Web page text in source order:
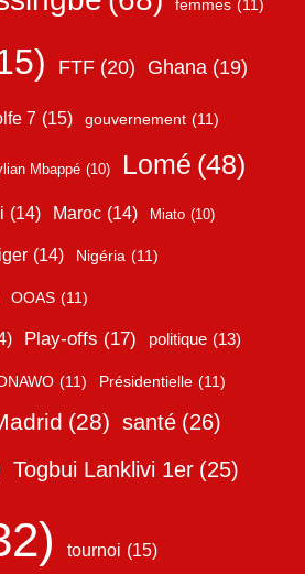
femmes (11)
FTF (20) Ghana (19)
7 (15) gouvernement (11)
Mbappé (10) Lomé (48)
(14) Maroc (14) Miato (10)
(14) Nigéria (11)
OOAS (11)
Play-offs (17) politique (13)
(11) Présidentielle (11)
(28) santé (26)
Togbui Lanklivi 1er (25)
tournoi (15)